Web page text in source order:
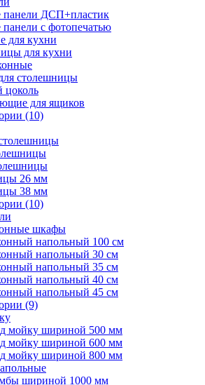
панели ДСП+пластик
с фотопечатью
для кухни
для кухни
столешницы
цоколь
для ящиков
(10)
26 мм
38 мм
(10)
шкафы
напольный 100 см
напольный 30 см
напольный 35 см
напольный 40 см
напольный 45 см
(9)
мойку шириной 500 мм
мойку шириной 600 мм
мойку шириной 800 мм
шириной 1000 мм